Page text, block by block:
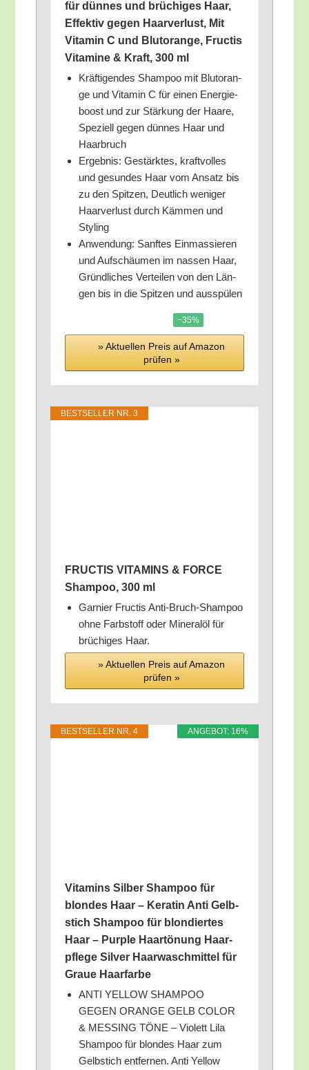
für dün­nes und brü­chi­ges Haar,
Effek­tiv gegen Haar­ver­lust, Mit
Vit­amin C und Blut­oran­ge, Fruc­tis
Vit­ami­ne & Kraft, 300 ml
Kräf­ti­gen­des Sham­poo mit Blut­oran­
ge und Vit­amin C für einen Ener­gie­
boost und zur Stär­kung der Haa­re,
Spe­zi­ell gegen dün­nes Haar und
Haarbruch
Ergeb­nis: Gestärk­tes, kraft­vol­les
und gesun­des Haar vom Ansatz bis
zu den Spit­zen, Deut­lich weni­ger
Haar­ver­lust durch Käm­men und
Styling
Anwen­dung: Sanf­tes Ein­mas­sie­ren
und Auf­schäu­men im nas­sen Haar,
Gründ­li­ches Ver­tei­len von den Län­
gen bis in die Spit­zen und ausspülen
−35%
» Aktu­el­len Preis auf Ama­zon
prü­fen »
BEST­SEL­LER NR. 3
FRUCTIS VITAMINS & FORCE
Sham­poo, 300 ml
Gar­nier Fruc­tis Anti-Bruch-Sham­poo
ohne Farb­stoff oder Mine­ral­öl für
brü­chi­ges Haar.
» Aktu­el­len Preis auf Ama­zon
prü­fen »
ANGE­BOT: 16%
BEST­SEL­LER NR. 4
Vit­amins Sil­ber Sham­poo für
blon­des Haar – Kera­tin Anti Gelb­
stich Sham­poo für blon­dier­tes
Haar – Pur­ple Haar­tö­nung Haar­
pfle­ge Sil­ver Haar­wasch­mit­tel für
Graue Haarfarbe
ANTI YELLOW SHAMPOO
GEGEN ORANGE GELB COLOR
& MESSING TÖNE – Vio­lett Lila
Sham­poo für blon­des Haar zum
Gelb­stich ent­fer­nen. Anti Yel­low